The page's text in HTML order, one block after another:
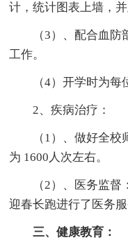
计，统计图表上墙，
（3）、配合血防部
工作。
（4）开学时为每位
2、疾病治疗：
（1）、做好全校师
为 1600人次左右。
（2）、医务监督
迎春长跑进行了医务
三、健康教育：